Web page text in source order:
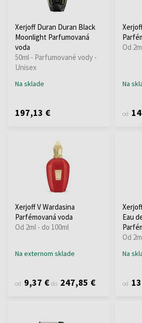
Xerjoff Duran Duran Black
Moonlight Parfumovaná
voda
50ml - Parfumované vody -
Unisex
Na sklade
197,13 €
Od
Na
od
Xerjoff V Wardasina
Parfémovaná voda
Od 2ml - do 100ml
Na externom sklade
od 9,37 € do 247,85 €
Eau
Od
Na
od